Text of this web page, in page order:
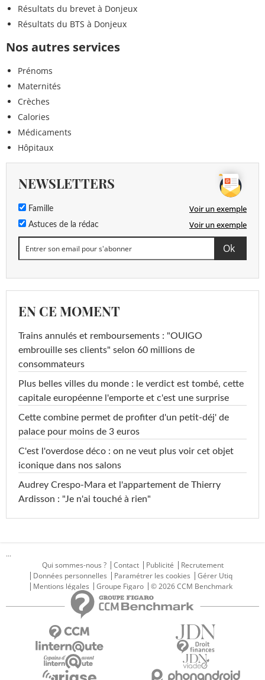
Résultats du brevet à Donjeux
Résultats du BTS à Donjeux
Nos autres services
Prénoms
Maternités
Crèches
Calories
Médicaments
Hôpitaux
NEWSLETTERS
Famille Voir un exemple
Astuces de la rédac Voir un exemple
EN CE MOMENT
Trains annulés et remboursements : "OUIGO
embrouille ses clients" selon 60 millions de
consommateurs
Plus belles villes du monde : le verdict est tombé, cette
capitale européenne l'emporte et c'est une surprise
Cette combine permet de profiter d'un petit-déj' de
palace pour moins de 3 euros
C'est l'overdose déco : on ne veut plus voir cet objet
iconique dans nos salons
Audrey Crespo-Mara et l'appartement de Thierry
Ardisson : "Je n'ai touché à rien"
...
Qui sommes-nous ?
Contact Publicité
Recrutement
Données personnelles
Paramétrer les cookies
Gérer Utiq
Mentions légales
Groupe Figaro © 2026 CCM Benchmark